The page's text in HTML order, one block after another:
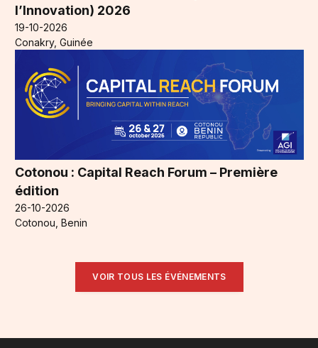
l’Innovation) 2026
19-10-2026
Conakry, Guinée
Cotonou : Capital Reach Forum – Première
édition
26-10-2026
Cotonou, Benin
VOIR TOUS LES ÉVÉNEMENTS